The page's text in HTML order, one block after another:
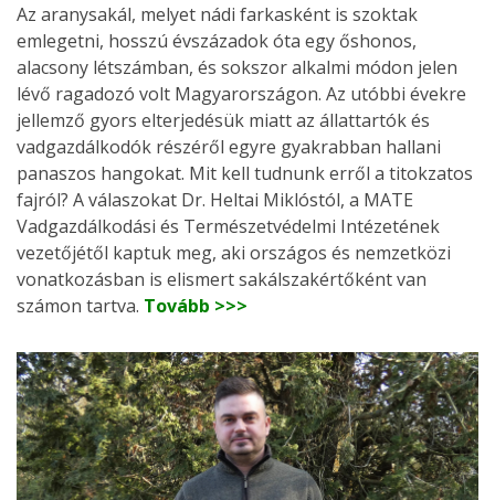
Az aranysakál, melyet nádi farkasként is szoktak
emlegetni, hosszú évszázadok óta egy őshonos,
alacsony létszámban, és sokszor alkalmi módon jelen
lévő ragadozó volt Magyarországon. Az utóbbi évekre
jellemző gyors elterjedésük miatt az állattartók és
vadgazdálkodók részéről egyre gyakrabban hallani
panaszos hangokat. Mit kell tudnunk erről a titokzatos
fajról? A válaszokat Dr. Heltai Miklóstól, a MATE
Vadgazdálkodási és Természetvédelmi Intézetének
vezetőjétől kaptuk meg, aki országos és nemzetközi
vonatkozásban is elismert sakálszakértőként van
számon tartva. Tovább >>>